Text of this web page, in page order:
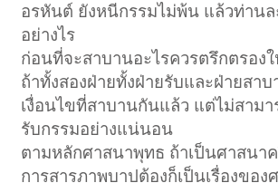
อรหันต์ ยังหนีกรรมไม่พ้น แล้วท่าน
อย่างไร
ก่อนที่จะสาบานอะไรควรตรึกตรอง
ถ้าทั้งสองฝ่ายทั้งฝ่ายรับและฝ่ายสา
เงื่อนไขที่สาบานกันแล้ว แต่ไม่สามา
รับกรรมอย่างแน่นอน
ตามหลักศาสนาพุทธ ถ้าเป็นศาสนา
การสารภาพบาปต้องก็เป็นเรื่องขอ